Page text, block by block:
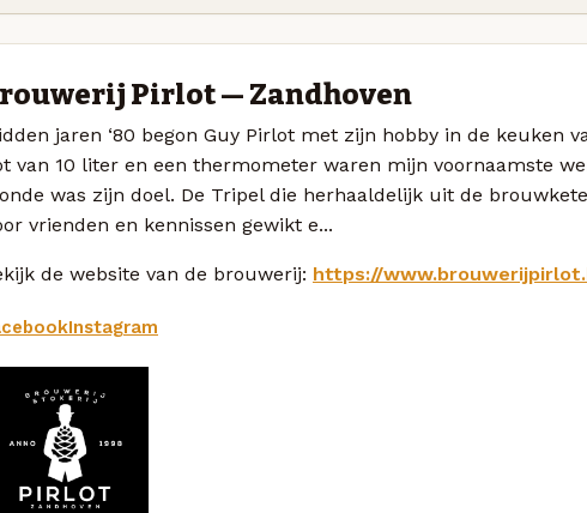
Pirlot — Zandhoven
jaren ‘80 begon Guy Pirlot met zijn hobby in de keuken
van 10 liter en een thermometer waren mijn voornaamste
was zijn doel. De Tripel die herhaaldelijk uit de
vrienden en kennissen gewikt e...
de website van de brouwerij: https://
Instagram